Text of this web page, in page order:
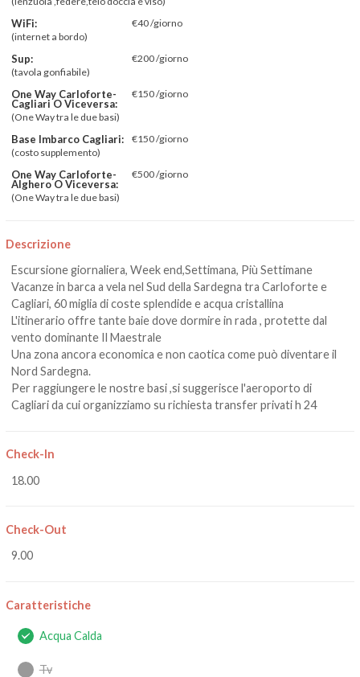
WiFi:
€40 /giorno
(internet a bordo)
Sup:
€200 /giorno
(tavola gonfiabile)
One Way Carloforte-
Cagliari O Viceversa:
€150 /giorno
(One Way tra le due basi)
Base Imbarco Cagliari:
€150 /giorno
(costo supplemento)
One Way Carloforte-
Alghero O Viceversa:
€500 /giorno
(One Way tra le due basi)
Descrizione
Escursione giornaliera, Week end,Settimana, Più Settimane
Vacanze in barca a vela nel Sud della Sardegna tra Carloforte e
Cagliari, 60 miglia di coste splendide e acqua cristallina
L'itinerario offre tante baie dove dormire in rada , protette dal
vento dominante Il Maestrale
Una zona ancora economica e non caotica come può diventare il
Nord Sardegna.
Per raggiungere le nostre basi ,si suggerisce l'aeroporto di
Cagliari da cui organizziamo su richiesta transfer privati h 24
Check-In
18.00
Check-Out
9.00
Caratteristiche
Acqua Calda
Tv